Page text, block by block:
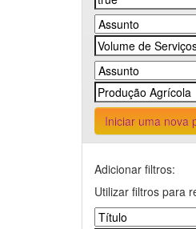
Iniciar uma nova
Adicionar filtros:
Utilizar filtros para